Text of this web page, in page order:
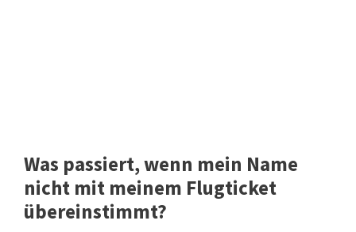
Was passiert, wenn mein Name
nicht mit meinem Flugticket
übereinstimmt?